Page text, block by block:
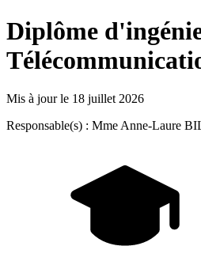
Diplôme
Mis à jour le 18 juillet 2026
Responsable(s) : Mme Anne-Laure